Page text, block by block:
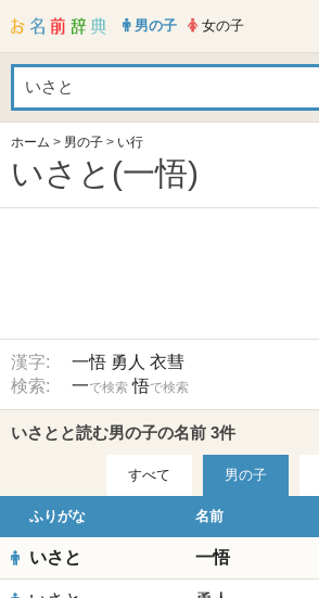
男の子 女の子
ホーム > 男の子 > い行
いさと(一悟)
漢字: 一悟 勇人 衣彗
検索:
一で検索 悟で検索
いさとと読む男の子の名前 3件
すべて 男の子
ふりがな 名前
いさと 一悟